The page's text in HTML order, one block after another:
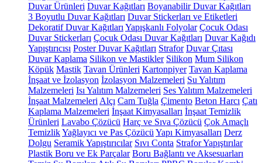
Duvar Ürünleri Duvar Kağıtları Boyanabilir Duvar Kağıtları
3 Boyutlu Duvar Kağıtları Duvar Stickerları ve Etiketleri
Dekoratif Duvar Kağıtları Yapışkanlı Folyolar Çocuk Odası
Duvar Stickerları Çocuk Odası Duvar Kağıtları Duvar Kağıdı
Yapıştırıcısı Poster Duvar Kağıtları Strafor Duvar Çıtası
Duvar Kaplama Silikon ve Mastikler Silikon Mum Silikon
Köpük Mastik Tavan Ürünleri Kartonpiyer Tavan Kaplama
İnşaat ve İzolasyon İzolasyon Malzemeleri Su Yalıtım
Malzemeleri Isı Yalıtım Malzemeleri Ses Yalıtım Malzemeleri
İnşaat Malzemeleri Alçı Cam Tuğla Çimento Beton Harcı Çatı
Kaplama Malzemeleri İnşaat Kimyasalları İnşaat Temizlik
Ürünleri Lavabo Çözücü Harç ve Sıva Çözücü Çok Amaçlı
TemizlikYağlayıcı ve Pas Çözücü Yapı Kimyasalları Derz
Dolgu Seramik Yapıştırıcılar Sıvı Conta Strafor Yapıştırılar
Plastik Boru ve Ek Parçalar Boru Bağlantı ve Aksesuarları